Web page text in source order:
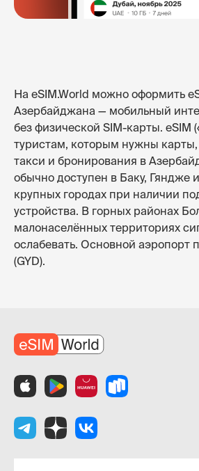
На eSIM.World можно оформить
Азербайджана — мобильный
без физической SIM-карты. eSIM
туристам, которым нужны
такси и бронирования в
обычно доступен в Баку, Гяндже
крупных городах при наличии
устройства. В горных районах
малонаселённых территориях
ослабевать. Основной аэропорт
(GYD).